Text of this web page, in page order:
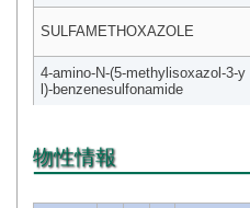
SULFAMETHOXAZOLE
4-amino-N-(5-methylisoxazol-3-y
l)-benzenesulfonamide
物性情報